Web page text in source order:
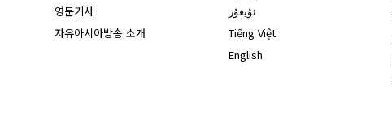
영문기사
자유아시아방송 소개
ئۇيغۇر
Tiếng Việt
English